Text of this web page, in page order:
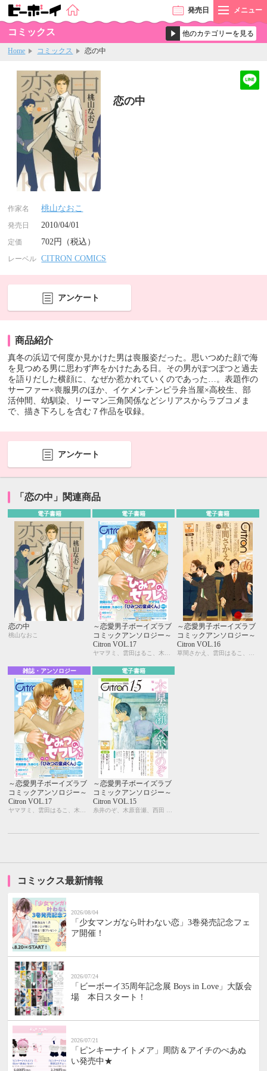
発売日 メニュー
コミックス
Home コミックス 恋の中
恋の中
作家名 桃山なおこ
発売日 2010/04/01
定価 702円（税込）
レーベル CITRON COMICS
アンケート
商品紹介
真冬の浜辺で何度か見かけた男は喪服姿だった。思いつめた顔で海
を見つめる男に思わず声をかけたある日。その男がぽつぽつと過去
を語りだした横顔に、なぜか惹かれていくのであった…。表題作の
サーファー×喪服男のほか、イケメンチンピラ弁当屋×高校生、部
活仲間、幼馴染、リーマン三角関係などシリアスからラブコメま
で、描き下ろしを含む７作品を収録。
アンケート
「恋の中」関連商品
電子書籍
恋の中
桃山なおこ
電子書籍
～恋愛男子ボーイズラブ
コミックアンソロジー～
Citron VOL.17
電子書籍
～恋愛男子ボーイズラブ
コミックアンソロジー～
Citron VOL.16
雑誌・アンソロジー
～恋愛男子ボーイズラブ
コミックアンソロジー～
Citron VOL.17
電子書籍
～恋愛男子ボーイズラブ
コミックアンソロジー～
Citron VOL.15
コミックス最新情報
2026/08/04
「少女マンガなら叶わない恋」3巻発売記念フェ
ア開催！
2026/07/24
「ビーボーイ35周年記念展 Boys in Love」大阪会
場 本日スタート！
2026/07/21
「ピンキーナイトメア」周防＆アイチのぺあぬ
い発売中★